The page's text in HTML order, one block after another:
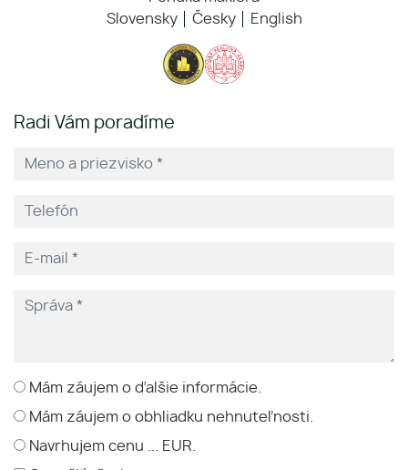
Slovensky
Česky English
Radi Vám poradíme
Mám záujem o ďalšie informácie.
Mám záujem o obhliadku nehnuteľnosti.
Navrhujem cenu ... EUR.